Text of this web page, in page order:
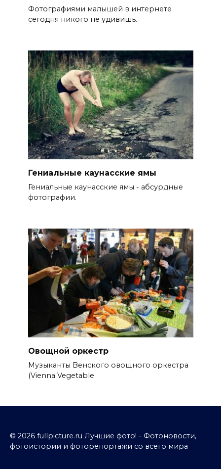
Фотографиями малышей в интернете
сегодня никого не удивишь.
Гениальные каунасские ямы
Гениальные каунасские ямы - абсурдные
фотографии.
Овощной оркестр
Музыканты Венского овощного оркестра
(Vienna Vegetable
© 2026 fullpicture.ru Лучшие фото! - Фотоновости,
фотоистории и фоторепортажи со всего мира